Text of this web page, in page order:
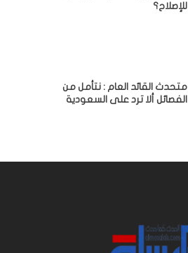
للإصلاح؟
متحدث القائد العام : نتأمل من
الفصائل ألا ترد على السعودية